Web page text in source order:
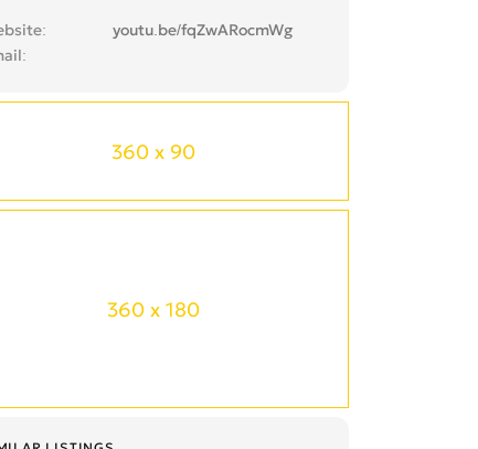
youtu.be/fqZwARocmWg
360 x 90
360 x 180